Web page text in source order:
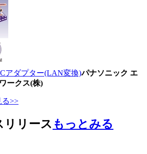
アダプター(LAN変換)パナソニック エ
ークス(株)
る>>
リリース もっとみる